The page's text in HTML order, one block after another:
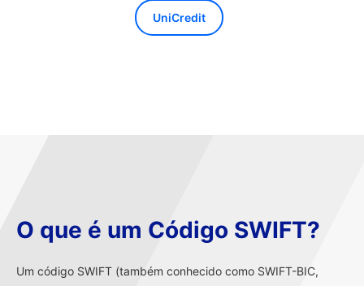
UniCredit
O que é um Código SWIFT?
Um código SWIFT (também conhecido como SWIFT-BIC,